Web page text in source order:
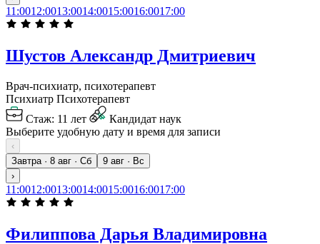
11:0012:0013:0014:0015:0016:0017:00
Шустов Александр Дмитриевич
Врач-психиатр, психотерапевт
Психиатр Психотерапевт
Стаж: 11 лет
Кандидат наук
Выберите удобную дату и время для записи
‹
Завтра · 8 авг · Сб
9 авг · Вс
›
11:0012:0013:0014:0015:0016:0017:00
Филиппова Дарья Владимировна